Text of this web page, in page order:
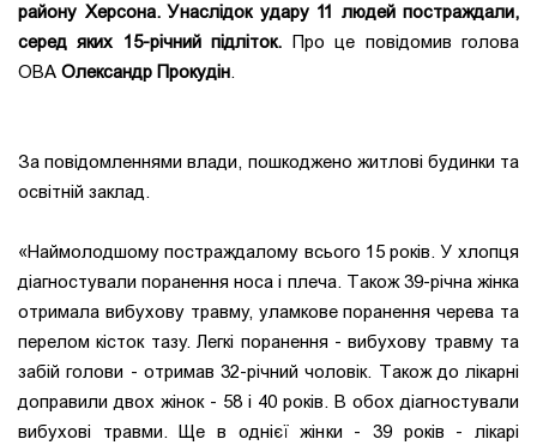
району Херсона.Унаслідок удару 11 людей постраждали,
серед яких 15-річний підліток. Про це повідомив голова
ОВА Олександр Прокудін.
За повідомленнями влади, пошкоджено житлові будинки та
освітній заклад.
«Наймолодшому постраждалому всього 15 років. У хлопця
діагностували поранення носа і плеча. Також 39-річна жінка
отримала вибухову травму, уламкове поранення черева та
перелом кісток тазу. Легкі поранення - вибухову травму та
забій голови - отримав 32-річний чоловік. Також до лікарні
доправили двох жінок - 58 і 40 років. В обох діагностували
вибухові травми. Ще в однієї жінки - 39 років - лікарі